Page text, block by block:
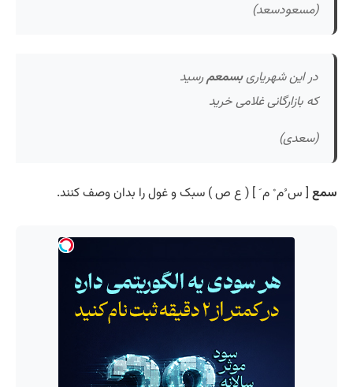
(مسعودسعد)
در این شهریاریبسمعمرسید
که بازارگانی غلامی خرید
(سعدی)
سمع [ س ُم ْ م َ ] ( ع ص ) سبک و غول را بدان وصف کنند.